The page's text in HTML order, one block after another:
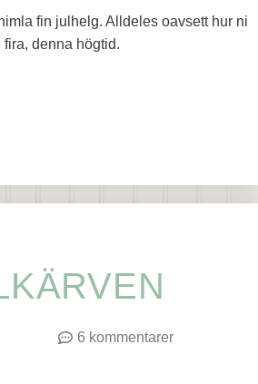
fin julhelg. Alldeles oavsett hur ni
denna högtid.
6 kommentarer